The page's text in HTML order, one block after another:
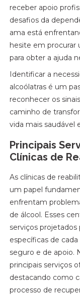
receber apoio
desafios da
ama está
hesite em procurar
para obter a ajuda
Identificar a
alcoólatras é um
reconhecer os
caminho de
vida mais saudável
Principais
Clínicas de
As clínicas de
um papel
enfrentam
de álcool. Esses
serviços projetados
específicas de
seguro e de apoio.
principais serviços
destacando como
processo de